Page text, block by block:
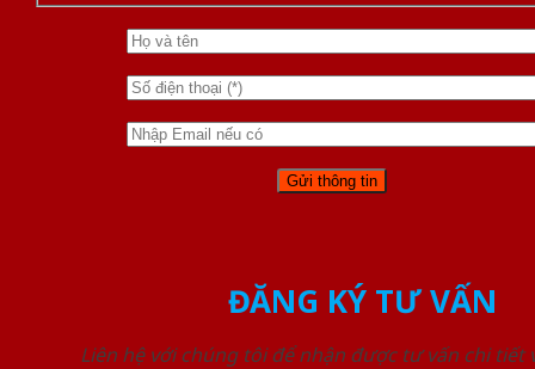
ĐĂNG KÝ TƯ VẤN
Liên hệ với chúng tôi để nhận được tư vấn chi tiết